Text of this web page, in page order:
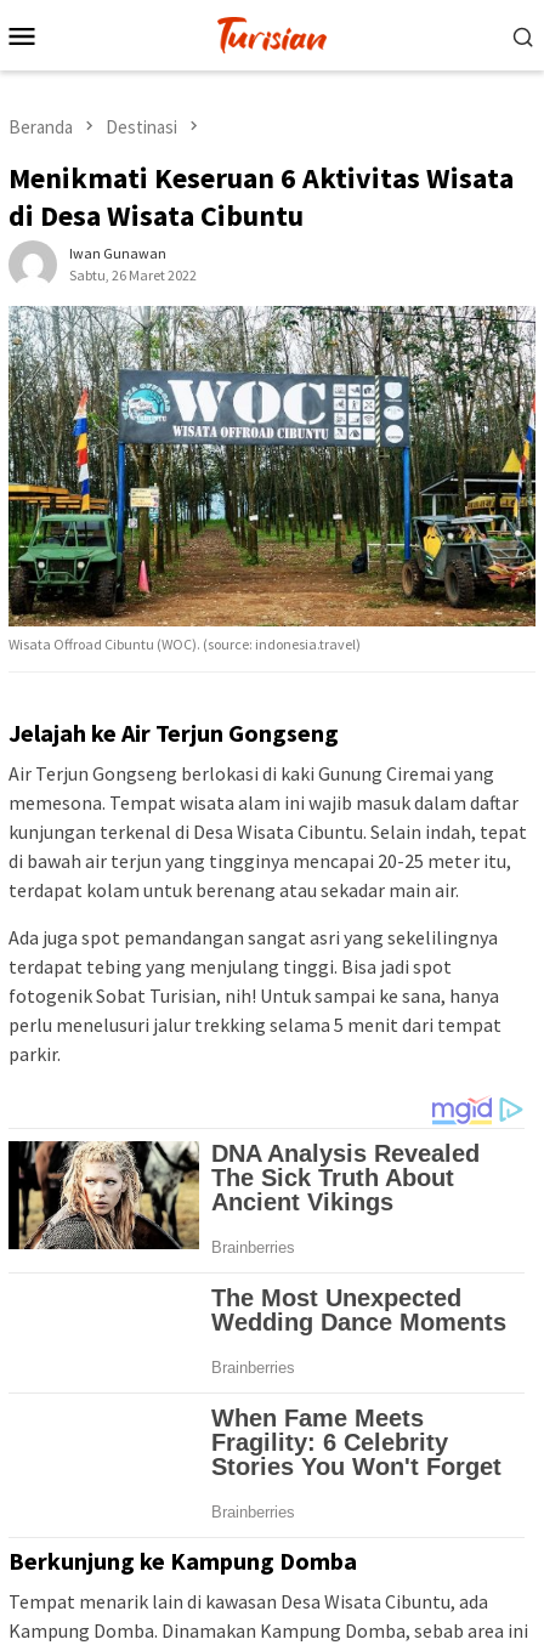
ke
Mobile
Beranda Destinasi
Menikmati Keseruan 6 Aktivitas Wisata
di Desa Wisata Cibuntu
Iwan Gunawan
Sabtu, 26 Maret 2022
Wisata Offroad Cibuntu (WOC). (source: indonesia.travel)
Jelajah ke Air Terjun Gongseng
Air Terjun Gongseng berlokasi di kaki Gunung Ciremai yang
memesona. Tempat wisata alam ini wajib masuk dalam daftar
kunjungan terkenal di Desa Wisata Cibuntu. Selain indah, tepat
di bawah air terjun yang tingginya mencapai 20-25 meter itu,
terdapat kolam untuk berenang atau sekadar main air.
Ada juga spot pemandangan sangat asri yang sekelilingnya
terdapat tebing yang menjulang tinggi. Bisa jadi spot
fotogenik Sobat Turisian, nih! Untuk sampai ke sana, hanya
perlu menelusuri jalur trekking selama 5 menit dari tempat
parkir.
Berkunjung ke Kampung Domba
Tempat menarik lain di kawasan Desa Wisata Cibuntu, ada
Kampung Domba. Dinamakan Kampung Domba, sebab area ini